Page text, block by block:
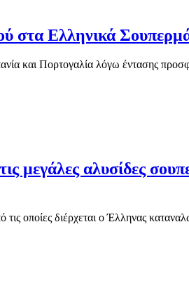
στα Ελληνικά
και Πορτογαλία λόγω έντασης
μεγάλες αλυσίδες
οποίες διέρχεται ο Έλληνας